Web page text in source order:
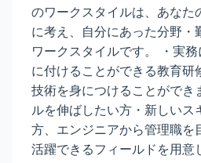
のワークスタイルは、あなた
に考え、自分にあった分野・
ワークスタイルです。 ・実
に付けることができる教育研
技術を身につけることができ
ルを伸ばしたい方・新しいス
方、エンジニアから管理職を
活躍できるフィールドを用意